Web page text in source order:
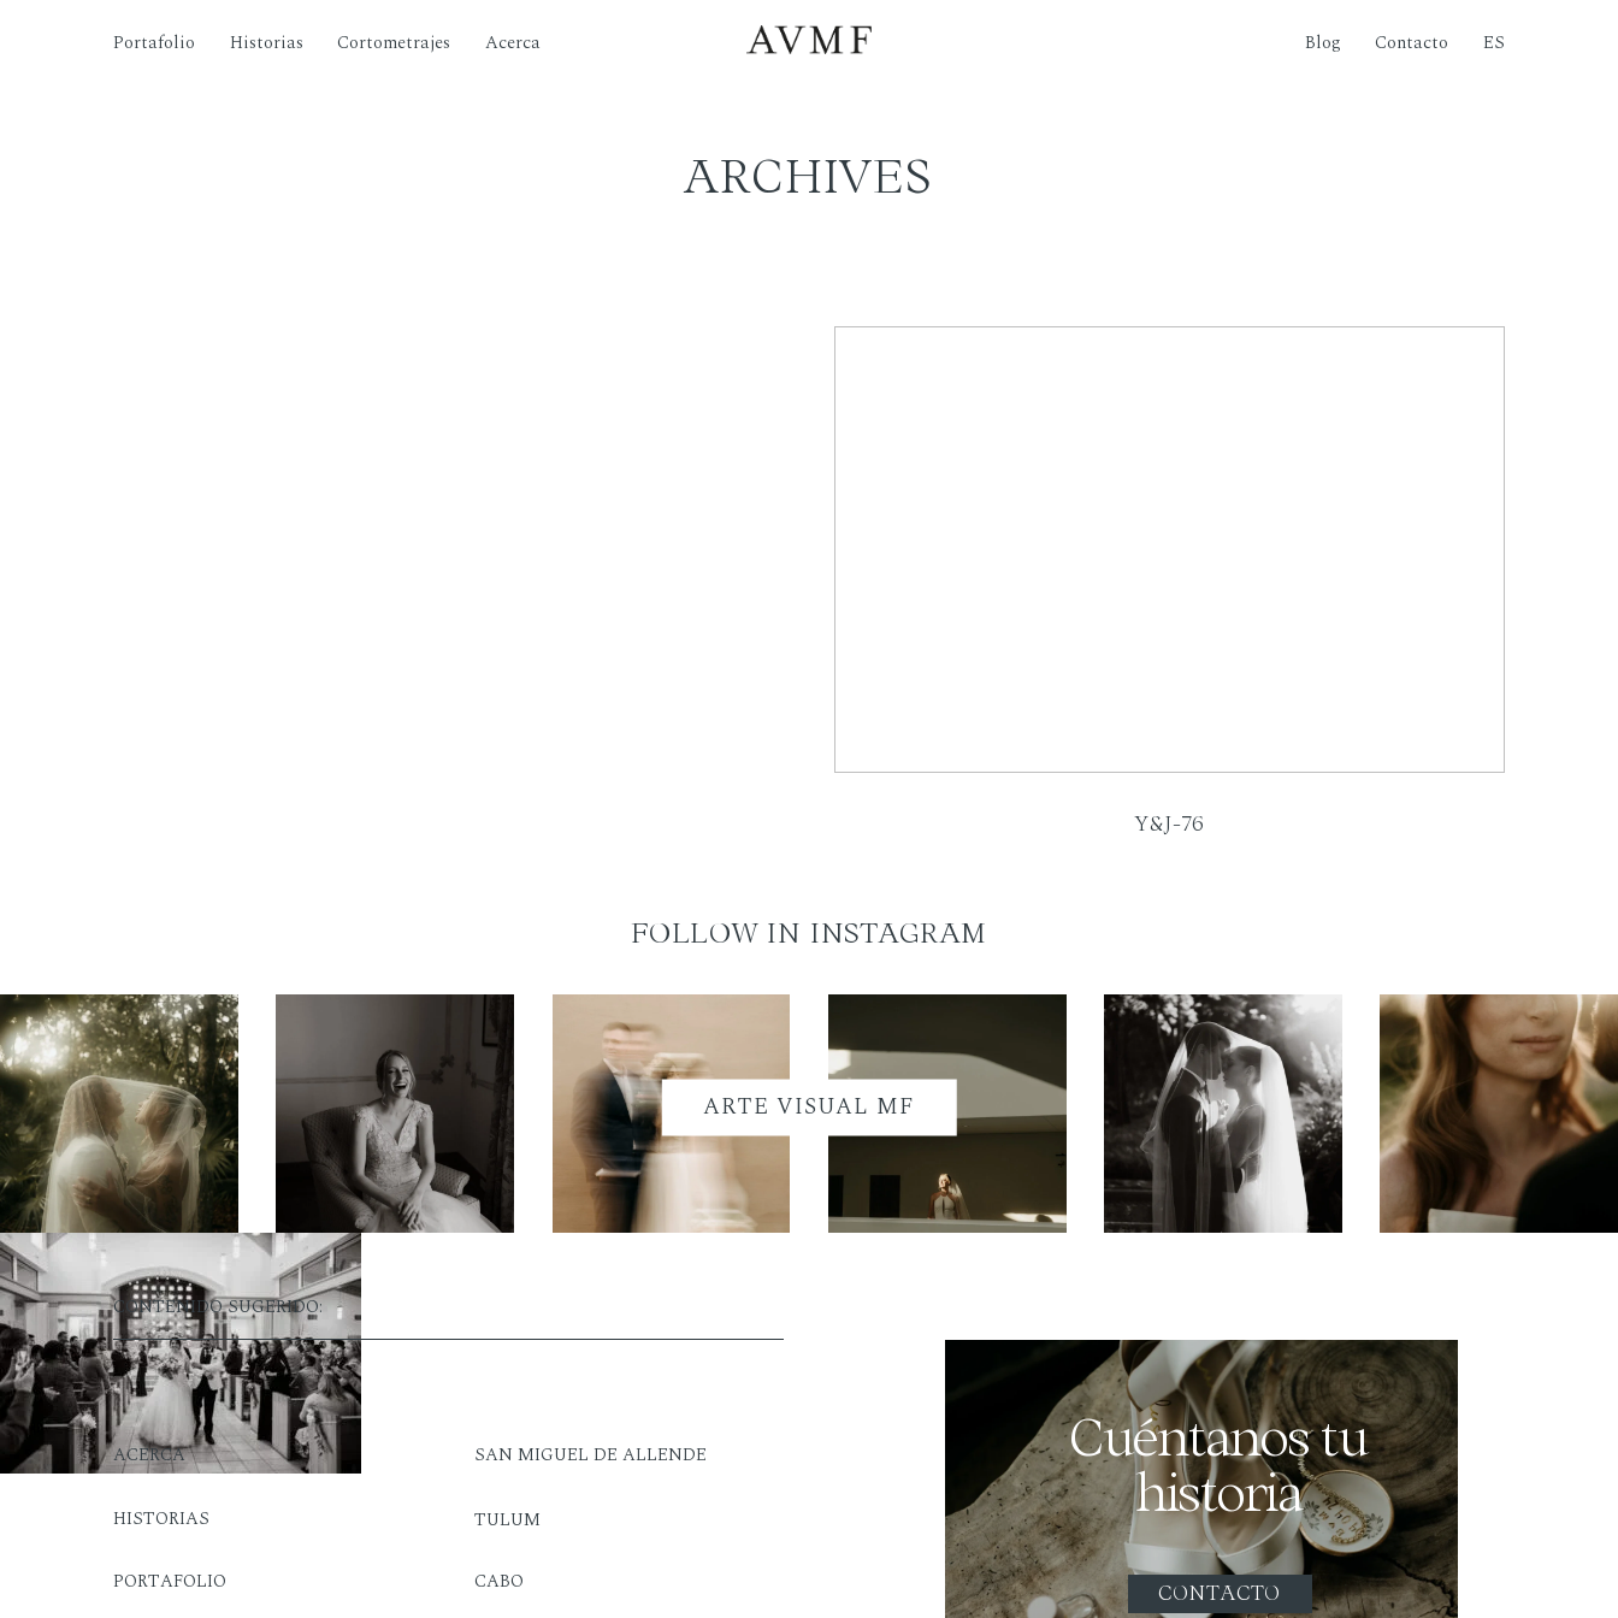
Portafolio Historias Cortometrajes Acerca Blog Contacto ES
ARCHIVES
Y&J-76
FOLLOW IN INSTAGRAM
ARTE VISUAL MF
CONTENIDO SUGERIDO:
Cuéntanos tu
historia
ACERCA SAN MIGUEL DE ALLENDE
HISTORIAS TULUM
PORTAFOLIO CABO CONTACTO